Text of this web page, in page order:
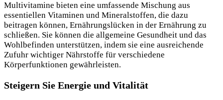
Multivitamine bieten eine umfassende Mischung aus
essentiellen Vitaminen und Mineralstoffen, die dazu
beitragen können, Ernährungslücken in der Ernährung zu
schließen. Sie können die allgemeine Gesundheit und das
Wohlbefinden unterstützen, indem sie eine ausreichende
Zufuhr wichtiger Nährstoffe für verschiedene
Körperfunktionen gewährleisten.
Steigern Sie Energie und Vitalität